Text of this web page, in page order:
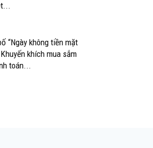
“Ngày không tiền mặt
khích mua sắm
toán...